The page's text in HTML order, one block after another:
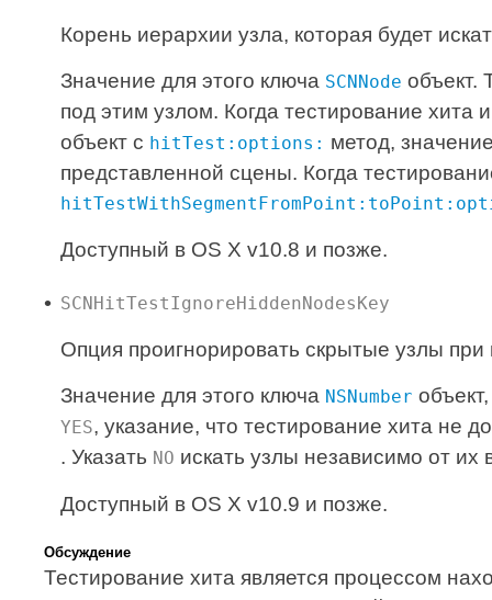
Корень иерархии узла, которая будет
Значение для этого ключа SCNNode объект.
под этим узлом. Когда тестирование хита
объект с hitTest:options: метод,
представленной сцены. Когда
Доступный в OS X v10.8 и позже.
SCNHitTestIgnoreHiddenNodesKey
Опция проигнорировать скрытые узлы при
Значение для этого ключа NSNumber
YES, указание, что тестирование хита не
. Указать NO искать узлы независимо от их
Доступный в OS X v10.9 и позже.
Обсуждение
Тестирование хита является процессом